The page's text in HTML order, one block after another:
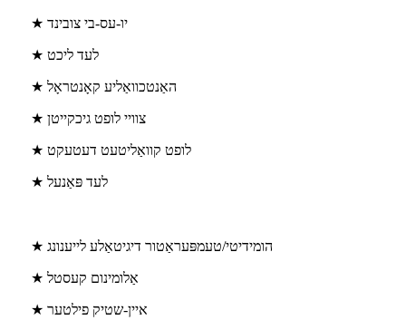
★ יו-עס-בי צובינד
★ לעד ליכט
★ האַנטכוואַליע קאָנטראָל
★ צוויי לופט גיכקייטן
★ לופט קוואַליטעט דעטעקט
★ לעד פּאַנעל
★ הומידיטי/טעמפּעראַטור דיגיטאַלע לייענונג
★ אַלומינום קעסטל
★ איין-שטיק פילטער